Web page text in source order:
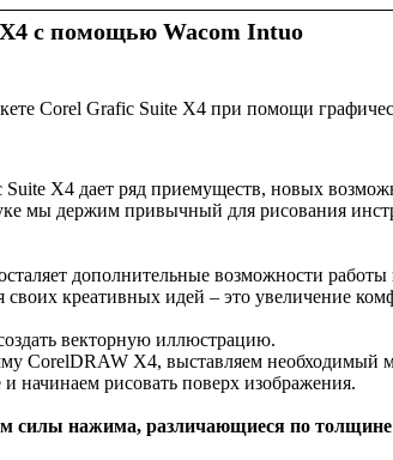
с помощью Wacom Intuo
Corel Grafic Suite X4 при помощи
X4 дает ряд приемуществ, новых
мы держим привычный для рисования
дополнительные возможности
креативных идей – это увеличение
векторную иллюстрацию.
CorelDRAW X4, выставляем необходимый
начинаем рисовать поверх изображения.
силы нажима, различающиеся по